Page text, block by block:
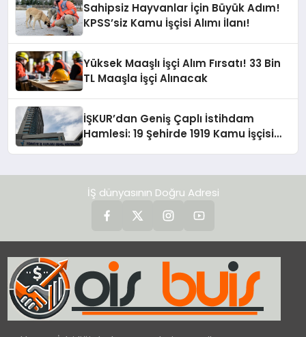
Sahipsiz Hayvanlar İçin Büyük Adım!
KPSS’siz Kamu İşçisi Alımı İlanı!
Yüksek Maaşlı İşçi Alım Fırsatı! 33 Bin
TL Maaşla İşçi Alınacak
İŞKUR’dan Geniş Çaplı İstihdam
Hamlesi: 19 Şehirde 1919 Kamu İşçisi
İŞ dünyasının Doğru Adresi